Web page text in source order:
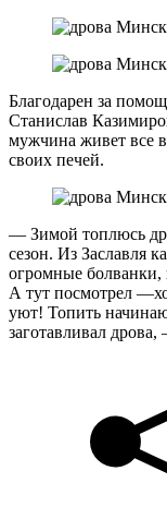
Благодарен за
Станислав
мужчина живет все
своих печей.
— Зимой топлюсь
сезон. Из Заславля
огромные болванки,
А тут посмотрел
уют! Топить
заготавливал